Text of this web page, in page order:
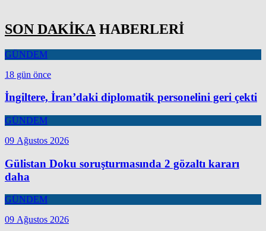
SON DAKİKA HABERLERİ
GÜNDEM
18 gün önce
İngiltere, İran’daki diplomatik personelini geri çekti
GÜNDEM
09 Ağustos 2026
Gülistan Doku soruşturmasında 2 gözaltı kararı
daha
GÜNDEM
09 Ağustos 2026